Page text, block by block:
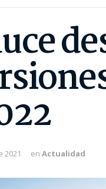
2021 en Actualidad